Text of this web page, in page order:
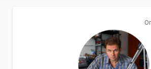
возможное, чтобы удовлетворить их